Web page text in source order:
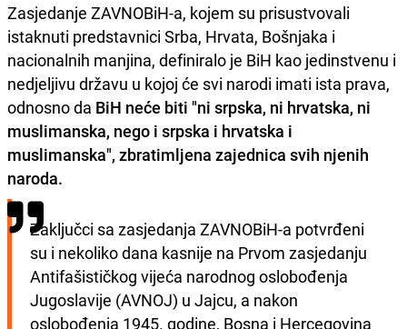
Zasjedanje ZAVNOBiH-a, kojem su prisustvovali
istaknuti predstavnici Srba, Hrvata, Bošnjaka i
nacionalnih manjina, definiralo je BiH kao jedinstvenu i
nedjeljivu državu u kojoj će svi narodi imati ista prava,
odnosno da BiH neće biti "ni srpska, ni hrvatska, ni
muslimanska, nego i srpska i hrvatska i
muslimanska", zbratimljena zajednica svih njenih
naroda.
Zaključci sa zasjedanja ZAVNOBiH-a potvrđeni
su i nekoliko dana kasnije na Prvom zasjedanju
Antifašističkog vijeća narodnog oslobođenja
Jugoslavije (AVNOJ) u Jajcu, a nakon
oslobođenja 1945. godine, Bosna i Hercegovina